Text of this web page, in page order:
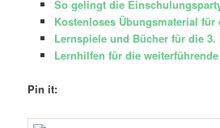
So gelingt die
Kostenloses Übungsmaterial für
Lernspiele und Bücher für die 3.
Lernhilfen für die
Pin it: